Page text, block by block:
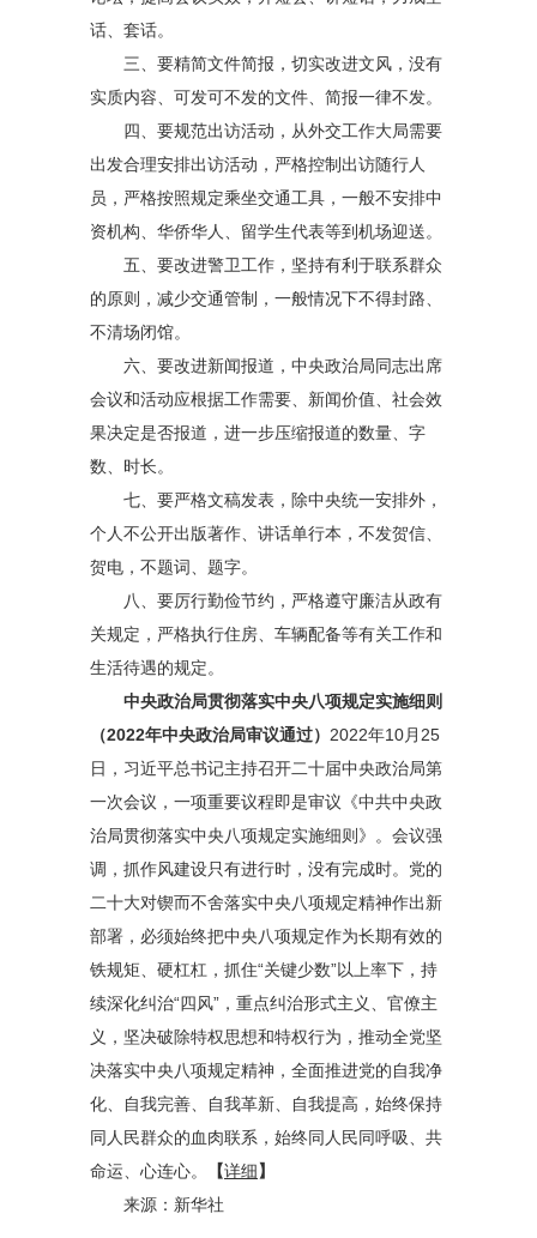
话、套话。
三、要精简文件简报，切实改进文风，没有
实质内容、可发可不发的文件、简报一律不发。
四、要规范出访活动，从外交工作大局需要
出发合理安排出访活动，严格控制出访随行人
员，严格按照规定乘坐交通工具，一般不安排中
资机构、华侨华人、留学生代表等到机场迎送。
五、要改进警卫工作，坚持有利于联系群众
的原则，减少交通管制，一般情况下不得封路、
不清场闭馆。
六、要改进新闻报道，中央政治局同志出席
会议和活动应根据工作需要、新闻价值、社会效
果决定是否报道，进一步压缩报道的数量、字
数、时长。
七、要严格文稿发表，除中央统一安排外，
个人不公开出版著作、讲话单行本，不发贺信、
贺电，不题词、题字。
八、要厉行勤俭节约，严格遵守廉洁从政有
关规定，严格执行住房、车辆配备等有关工作和
生活待遇的规定。
中央政治局贯彻落实中央八项规定实施细则
（2022年中央政治局审议通过） 2022年10月25
日，习近平总书记主持召开二十届中央政治局第
一次会议，一项重要议程即是审议《中共中央政
治局贯彻落实中央八项规定实施细则》。会议强
调，抓作风建设只有进行时，没有完成时。党的
二十大对锲而不舍落实中央八项规定精神作出新
部署，必须始终把中央八项规定作为长期有效的
铁规矩、硬杠杠，抓住“关键少数”以上率下，持
续深化纠治“四风”，重点纠治形式主义、官僚主
义，坚决破除特权思想和特权行为，推动全党坚
决落实中央八项规定精神，全面推进党的自我净
化、自我完善、自我革新、自我提高，始终保持
同人民群众的血肉联系，始终同人民同呼吸、共
命运、心连心。
【详细】
来源：新华社